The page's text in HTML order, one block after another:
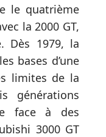
le quatrième
la 2000 GT,
Dès 1979, la
bases d’une
limites de la
générations
face à des
3000 GT